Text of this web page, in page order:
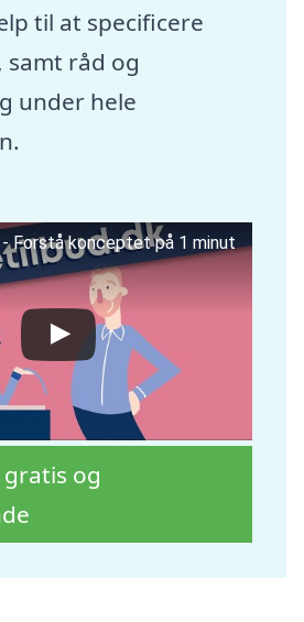
til at specificere
samt råd og
under hele
Forstå konceptet på 1 minut
og